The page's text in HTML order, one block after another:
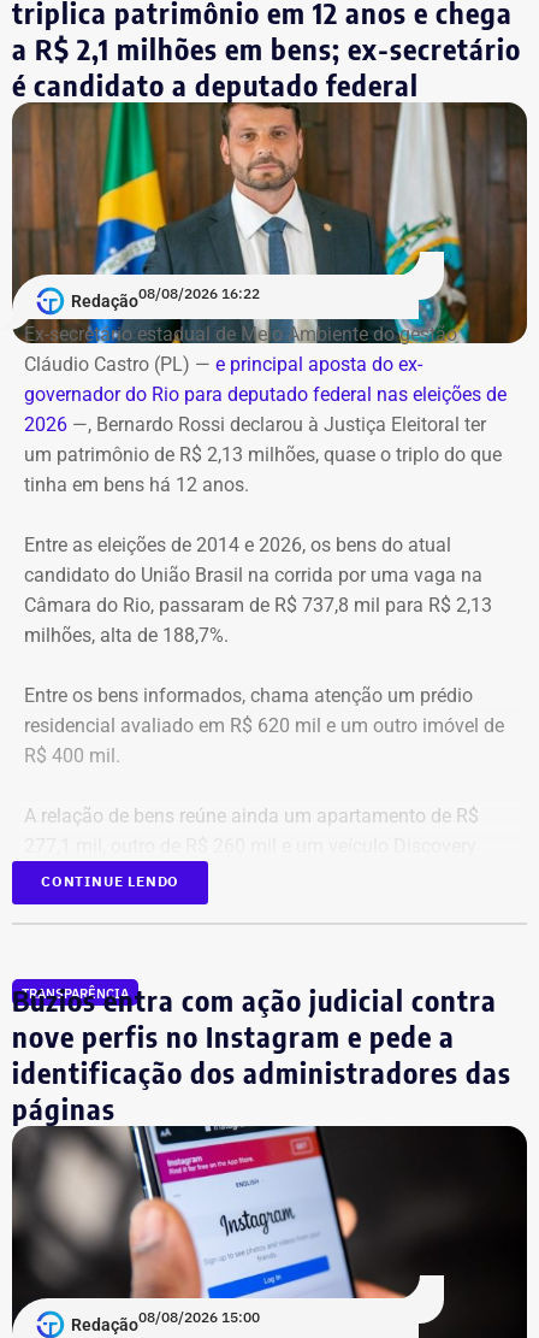
controle por cronômetro.
No terceiro e último bloco serão feitas as considerações
finais.
Serviço
Debate entre candidatos ao governo do estado do Rio de
Janeiro
Data: domingo, 09 de agosto de 2026
Horário: 20h
Transmissão: Canal Band, BandNews FM e YouTube do
TEMPO REAL
Pré-hora: 19h, com cobertura especial pelo YouTube do
TEMPO REAL
Bombeiros encontraram as vítimas
carbonizadas
O helicóptero explodiu ao cair na encosta, e chamas se
alastraram pela mata. De acordo com o Corpo de
Bombeiros, agentes especializados em combate a
incêndios florestais foram mobilizados e conseguiram
controlar o fogo.
A operação mobilizou cerca de 40 militares, 11 viaturas e
4 unidades operacionais.
triplica patrimônio em 12 anos e chega
a R$ 2,1 milhões em bens; ex-secretário
é candidato a deputado federal
Redação08/08/2026 16:22
Ex-secretário estadual de Meio Ambiente do gestão
Cláudio Castro (PL) — e principal aposta do ex-
governador do Rio para deputado federal nas eleições de
2026 —, Bernardo Rossi declarou à Justiça Eleitoral ter
um patrimônio de R$ 2,13 milhões, quase o triplo do que
tinha em bens há 12 anos.
Entre as eleições de 2014 e 2026, os bens do atual
candidato do União Brasil na corrida por uma vaga na
Câmara do Rio, passaram de R$ 737,8 mil para R$ 2,13
milhões, alta de 188,7%.
Entre os bens informados, chama atenção um prédio
residencial avaliado em R$ 620 mil e um outro imóvel de
R$ 400 mil.
A relação de bens reúne ainda um apartamento de R$
D300, ano 2023, declarado por R$ 330 mil. Também
aparecem na lista cerca de R$ 177 mil em aplicações e
CONTINUE LENDO
TRANSPARÊNCIA
Búzios entra com ação judicial contra
nove perfis no Instagram e pede a
identificação dos administradores das
páginas
Redação08/08/2026 15:00